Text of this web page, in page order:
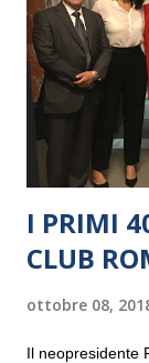
I PRIMI
CLUB
ottobre 08,
Il neopresidente